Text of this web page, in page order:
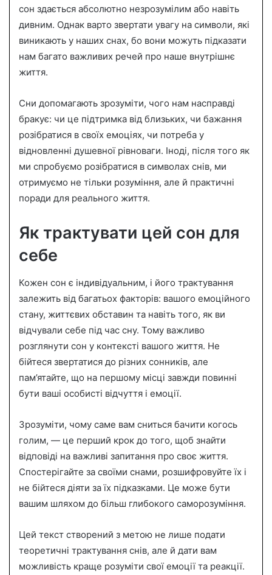
сон здається абсолютно незрозумілим або навіть
дивним. Однак варто звертати увагу на символи, які
виникають у наших снах, бо вони можуть підказати
нам багато важливих речей про наше внутрішнє
життя.
Сни допомагають зрозуміти, чого нам насправді
бракує: чи це підтримка від близьких, чи бажання
розібратися в своїх емоціях, чи потреба у
відновленні душевної рівноваги. Іноді, після того як
ми спробуємо розібратися в символах снів, ми
отримуємо не тільки розуміння, але й практичні
поради для реального життя.
Як трактувати цей сон для
себе
Кожен сон є індивідуальним, і його трактування
залежить від багатьох факторів: вашого емоційного
стану, життєвих обставин та навіть того, як ви
відчували себе під час сну. Тому важливо
розглянути сон у контексті вашого життя. Не
бійтеся звертатися до різних сонників, але
пам’ятайте, що на першому місці завжди повинні
бути ваші особисті відчуття і емоції.
Зрозуміти, чому саме вам сниться бачити когось
голим, — це перший крок до того, щоб знайти
відповіді на важливі запитання про своє життя.
Спостерігайте за своїми снами, розшифровуйте їх і
не бійтеся діяти за їх підказками. Це може бути
вашим шляхом до більш глибокого саморозуміння.
Цей текст створений з метою не лише подати
теоретичні трактування снів, але й дати вам
можливість краще розуміти свої емоції та реакції.